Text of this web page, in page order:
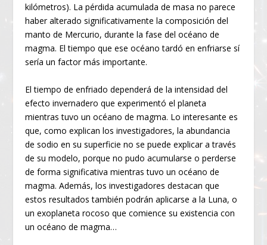
kilómetros). La pérdida acumulada de masa no parece
haber alterado significativamente la composición del
manto de Mercurio, durante la fase del océano de
magma. El tiempo que ese océano tardó en enfriarse sí
sería un factor más importante.
El tiempo de enfriado dependerá de la intensidad del
efecto invernadero que experimentó el planeta
mientras tuvo un océano de magma. Lo interesante es
que, como explican los investigadores, la abundancia
de sodio en su superficie no se puede explicar a través
de su modelo, porque no pudo acumularse o perderse
de forma significativa mientras tuvo un océano de
magma. Además, los investigadores destacan que
estos resultados también podrán aplicarse a la Luna, o
un exoplaneta rocoso que comience su existencia con
un océano de magma…